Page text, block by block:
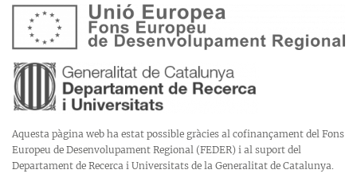
Aquesta pàgina web ha estat possible gràcies al cofinançament del Fons
Europeu de Desenvolupament Regional (FEDER) i al suport del
Departament de Recerca i Universitats de la Generalitat de Catalunya.